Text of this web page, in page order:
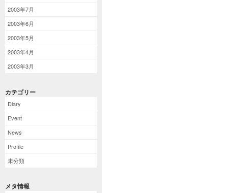
2003年7月
2003年6月
2003年5月
2003年4月
2003年3月
カテゴリー
Diary
Event
News
Profile
未分類
メタ情報